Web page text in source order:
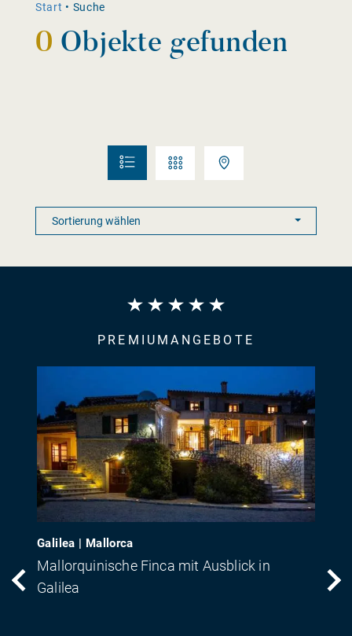
Start • Suche
0 Objekte gefunden
PREMIUMANGEBOTE
Galilea | Mallorca
Mallorquinische Finca mit Ausblick in
Galilea